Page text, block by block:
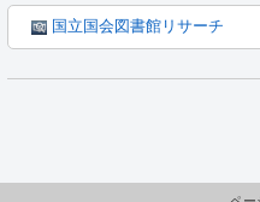
国立国会図書館リサーチ